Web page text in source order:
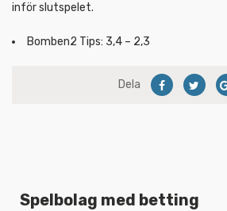
inför slutspelet.
Bomben2 Tips: 3,4 – 2,3
Dela
Spelbolag med betting